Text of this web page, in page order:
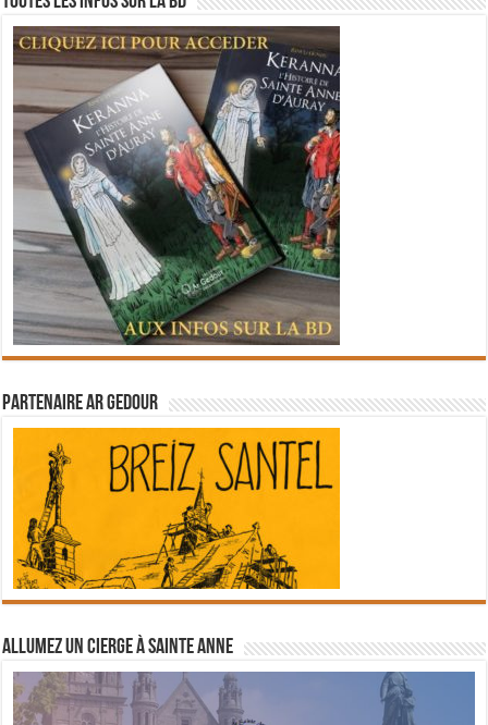
Partenaire Ar Gedour
Allumez un cierge à Sainte Anne